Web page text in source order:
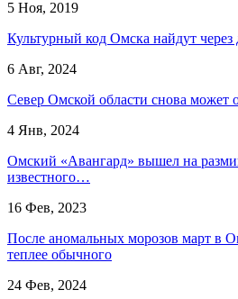
5 Ноя, 2019
Культурный код Омска найдут через
6 Авг, 2024
Север Омской области снова может
4 Янв, 2024
Омский «Авангард» вышел на
известного…
16 Фев, 2023
После аномальных морозов март в
теплее обычного
24 Фев, 2024